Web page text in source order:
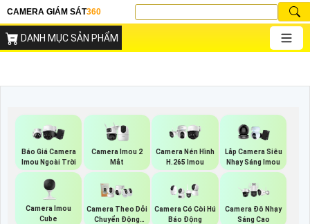
CAMERA GIÁM SÁT360
DANH MỤC SẢN PHẨM
Báo Giá Camera
Imou Ngoài Trời
Camera Imou 2
Mắt
Camera Nén Hình
H.265 Imou
Lắp Camera Siêu
Nhạy Sáng Imou
Camera Imou
Cube
Camera Theo Dỏi
Chuyển Động
Camera Có Còi Hú
Báo Động
Camera Đô Nhạy
Sáng Cao